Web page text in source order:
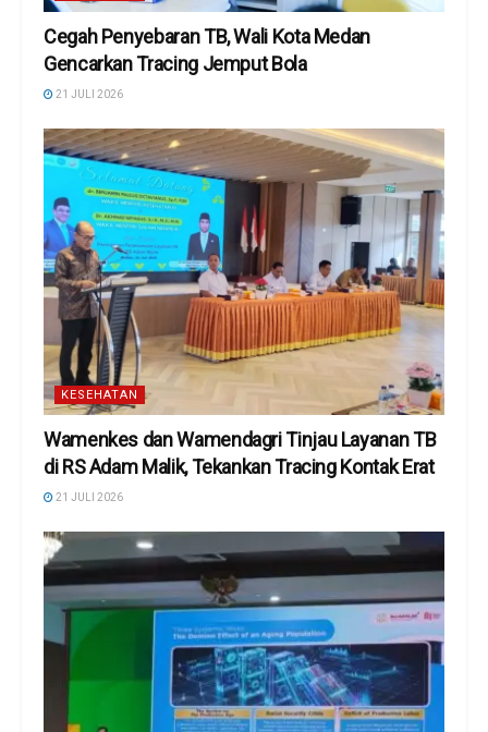
Cegah Penyebaran TB, Wali Kota Medan
Gencarkan Tracing Jemput Bola
21 JULI 2026
KESEHATAN
Wamenkes dan Wamendagri Tinjau Layanan TB
di RS Adam Malik, Tekankan Tracing Kontak Erat
21 JULI 2026